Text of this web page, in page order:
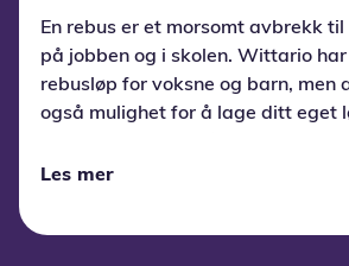
En rebus er et morsomt avbrekk
på jobben og i skolen. Wittario
rebusløp for voksne og barn, men
også mulighet for å lage ditt eget
Les mer